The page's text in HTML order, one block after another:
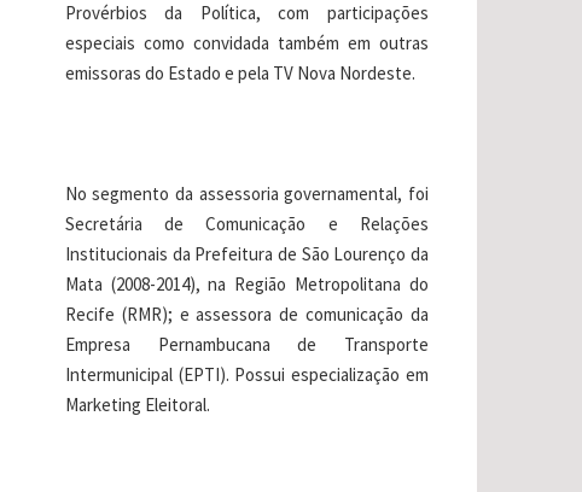
Provérbios da Política, com participações
especiais como convidada também em outras
emissoras do Estado e pela TV Nova Nordeste.
No segmento da assessoria governamental, foi
Secretária de Comunicação e Relações
Institucionais da Prefeitura de São Lourenço da
Mata (2008-2014), na Região Metropolitana do
Recife (RMR); e assessora de comunicação da
Empresa Pernambucana de Transporte
Intermunicipal (EPTI). Possui especialização em
Marketing Eleitoral.